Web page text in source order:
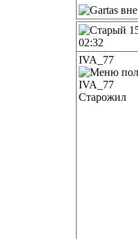
02:32
IVA_77
Старожил